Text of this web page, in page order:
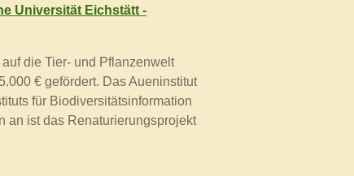
Universität Eichstätt -
die Tier- und Pflanzenwelt
€ gefördert. Das Aueninstitut
für Biodiversitätsinformation
an ist das Renaturierungsprojekt